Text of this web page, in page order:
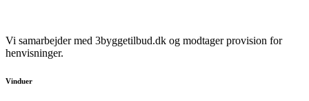
Vi samarbejder med 3byggetilbud.dk og modtager provision for
henvisninger.
Vinduer